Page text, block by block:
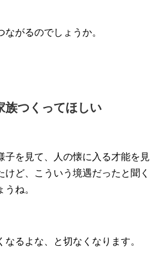
がるのでしょうか。
族つくってほしい
子を見て、人の懐に入る才能を見
ど、こういう境遇だったと聞く
ね。
なるよな、と切なくなります。